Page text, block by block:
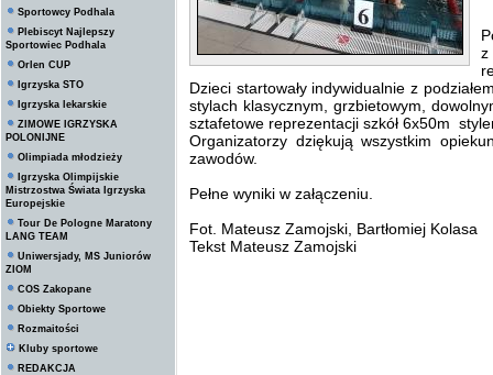
Sportowcy Podhala
Plebiscyt Najlepszy
Sportowiec Podhala
Orlen CUP
Igrzyska STO
Igrzyska lekarskie
ZIMOWE IGRZYSKA
POLONIJNE
Olimpiada młodzieży
Igrzyska Olimpijskie
Mistrzostwa Świata Igrzyska
Europejskie
Tour De Pologne Maratony
LANG TEAM
Uniwersjady, MS Juniorów
ZIOM
COS Zakopane
Obiekty Sportowe
Rozmaitości
Kluby sportowe
REDAKCJA
Dzieci startowały indywidualnie z
stylach klasycznym, grzbietowym,
sztafetowe reprezentacji szkół 6x50m
Organizatorzy dziękują wszystkim
zawodów.
Pełne wyniki w załączeniu.
Fot. Mateusz Zamojski, Bartłomiej Kolasa
Tekst Mateusz Zamojski